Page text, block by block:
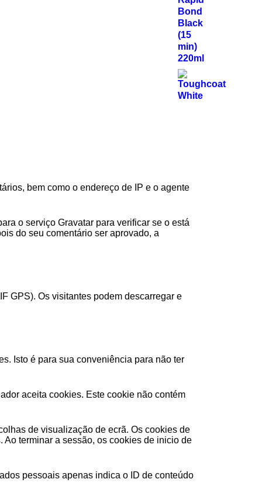
bem como o endereço de IP e o agente
o serviço Gravatar para verificar se o está
do seu comentário ser aprovado, a
GPS). Os visitantes podem descarregar e
Isto é para sua conveniência para não ter
aceita cookies. Este cookie não contém
de visualização de ecrã. Os cookies de
Ao terminar a sessão, os cookies de inicio de
pessoais apenas indica o ID de conteúdo